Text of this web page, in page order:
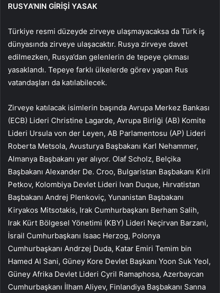
RUSYA’NIN GİRİŞİ YASAK
Türkiye resmi düzeyde zirveye ulaşmayacaksa da Türk iş
dünyasında zirveye ulaşacaktır. Rusya zirveye davet
edilmezken, Rusya’dan gelenlerin de tepeye çıkması
yasaklandı. Tepeye farklı ülkelerde görev yapan Rus
vatandaşları da katılabilecek.
Zirveye katılacak isimlerin başında Avrupa Merkez Bankası
(ECB) Lideri Christine Lagarde, Avrupa Birliği (AB) Komite
Lideri Ursula von der Leyen, AB Parlamentosu (AP) Lideri
Roberta Metsola, Avusturya Başbakanı Karl Nehammer,
Almanya Başbakanı yer alıyor. Olaf Scholz, Belçika
Başbakanı Alexander De. Croo, Bulgaristan Başbakanı Kiril
Petkov, Kolombiya Devlet Lideri Ivan Duque, Hırvatistan
Başbakanı Andrej Plenkoviç, Yunanistan Başbakanı
Kiryakos Mitsotakis, Irak Cumhurbaşkanı Berham Salih,
Irak Kürt Bölgesel Yönetimi (KBY) Lideri Neçirvan Barzani,
İsrail Cumhurbaşkanı Isaac Herzog, Polonya
Cumhurbaşkanı Andrzej Duda, Katar Emiri Temim bin
Hamed Al Sani, Güney Kore Devlet Başkanı Yoon Suk Yeol,
Güney Afrika Devlet Lideri Cyril Ramaphosa, Azerbaycan
Cumhurbaşkanı İlham Aliyev, Finlandiya Başbakanı Sanna